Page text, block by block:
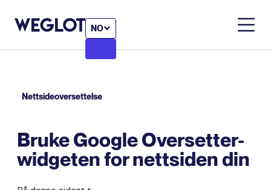
NO
Nettsideoversettelse
Bruke Google Oversetter-
widgeten for nettsiden din